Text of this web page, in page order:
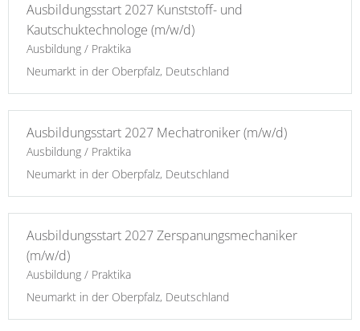
Ausbildungsstart 2027 Kunststoff- und
Kautschuktechnologe (m/w/d)
Ausbildung / Praktika
Neumarkt in der Oberpfalz, Deutschland
Ausbildungsstart 2027 Mechatroniker (m/w/d)
Ausbildung / Praktika
Neumarkt in der Oberpfalz, Deutschland
Ausbildungsstart 2027 Zerspanungsmechaniker
(m/w/d)
Ausbildung / Praktika
Neumarkt in der Oberpfalz, Deutschland